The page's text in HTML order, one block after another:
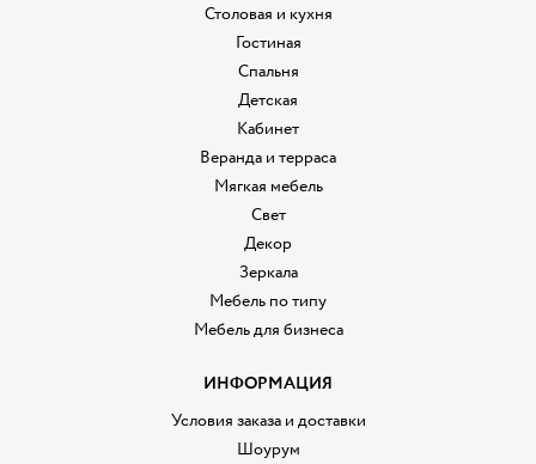
Столовая и кухня
Гостиная
Спальня
Детская
Кабинет
Веранда и терраса
Мягкая мебель
Свет
Декор
Зеркала
Мебель по типу
Мебель для бизнеса
ИНФОРМАЦИЯ
Условия заказа и доставки
Шоурум